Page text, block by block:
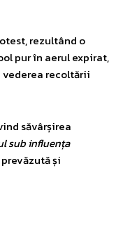
rezultând o
pur în aerul expirat,
recoltării
săvârșirea
sub influența
și